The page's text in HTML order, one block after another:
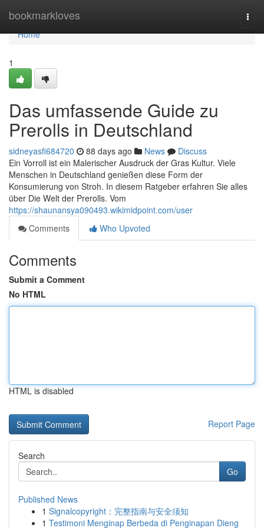
bookmarkloves
Home
Home
1
Das umfassende Guide zu
Prerolls in Deutschland
sidneyasfi684720 88 days ago News
Discuss
Ein Vorroll ist ein Malerischer Ausdruck der Gras Kultur. Viele
Menschen in Deutschland genießen diese Form der
Konsumierung von Stroh. In diesem Ratgeber erfahren Sie alles
über Die Welt der Prerolls. Vom
https://shaunansya090493.wikimidpoint.com/user
Comments
Who Upvoted
Comments
Submit a Comment
No HTML
HTML is disabled
Report Page
Search
Go
Published News
1 Signalcopyright：完整指南与安全须知
1 Testimoni Menginap Berbeda di Penginapan Dieng